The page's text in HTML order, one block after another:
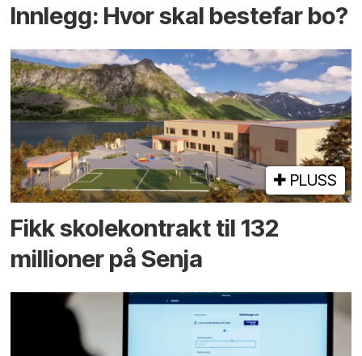
Innlegg: Hvor skal bestefar bo?
PLUSS
Fikk skole­kontrakt til 132
millioner på Senja